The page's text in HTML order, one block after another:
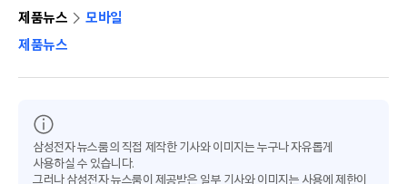
제품뉴스
모바일
제품뉴스
삼성전자 뉴스룸의 직접 제작한 기사와 이미지는 누구나 자유롭게
사용하실 수 있습니다.
그러나 삼성전자 뉴스룸이 제공받은 일부 기사와 이미지는 사용에 제한이